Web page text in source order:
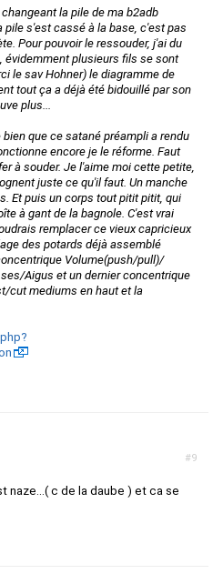
la pile de ma b2adb
pile s'est cassé à la base, c'est pas
Pour pouvoir le ressouder, j'ai du
évidemment plusieurs fils se sont
le sav Hohner) le diagramme de
tout ça a déjà été bidouillé par son
plus...
que ce satané préampli a rendu
encore je le réforme. Faut
à souder. Je l'aime moi cette petite,
juste ce qu'il faut. Un manche
Et puis un corps tout pitit pitit, qui
à gant de la bagnole. C'est vrai
remplacer ce vieux capricieux
des potards déjà assemblé
Volume(push/pull)/
Aigus et un dernier concentrique
cut mediums en haut et la
#9
naze...( c de la daube ) et ca se